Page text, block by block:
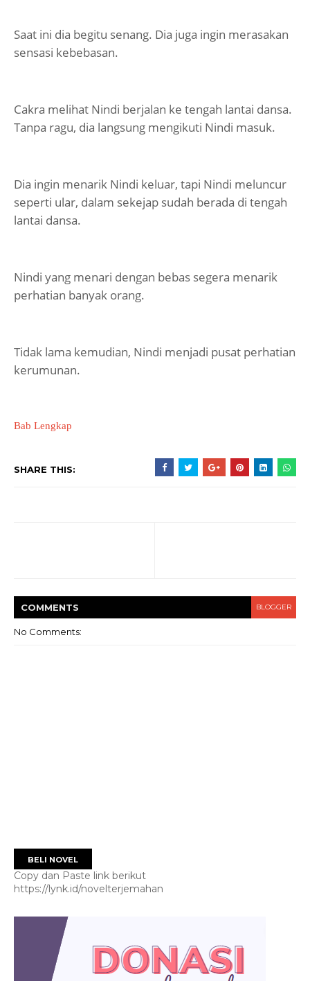
Saat ini dia begitu senang. Dia juga ingin merasakan
sensasi kebebasan.
Cakra melihat Nindi berjalan ke tengah lantai dansa.
Tanpa ragu, dia langsung mengikuti Nindi masuk.
Dia ingin menarik Nindi keluar, tapi Nindi meluncur
seperti ular, dalam sekejap sudah berada di tengah
lantai dansa.
Nindi yang menari dengan bebas segera menarik
perhatian banyak orang.
Tidak lama kemudian, Nindi menjadi pusat perhatian
kerumunan.
Bab Lengkap
SHARE THIS:
COMMENTS BLOGGER
No Comments:
BELI NOVEL
Copy dan Paste link berikut
https://lynk.id/novelterjemahan